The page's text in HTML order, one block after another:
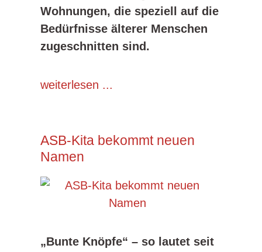
Wohnungen, die speziell auf die
Bedürfnisse älterer Menschen
zugeschnitten sind.
weiterlesen ...
ASB-Kita bekommt neuen
Namen
„Bunte Knöpfe“ – so lautet seit